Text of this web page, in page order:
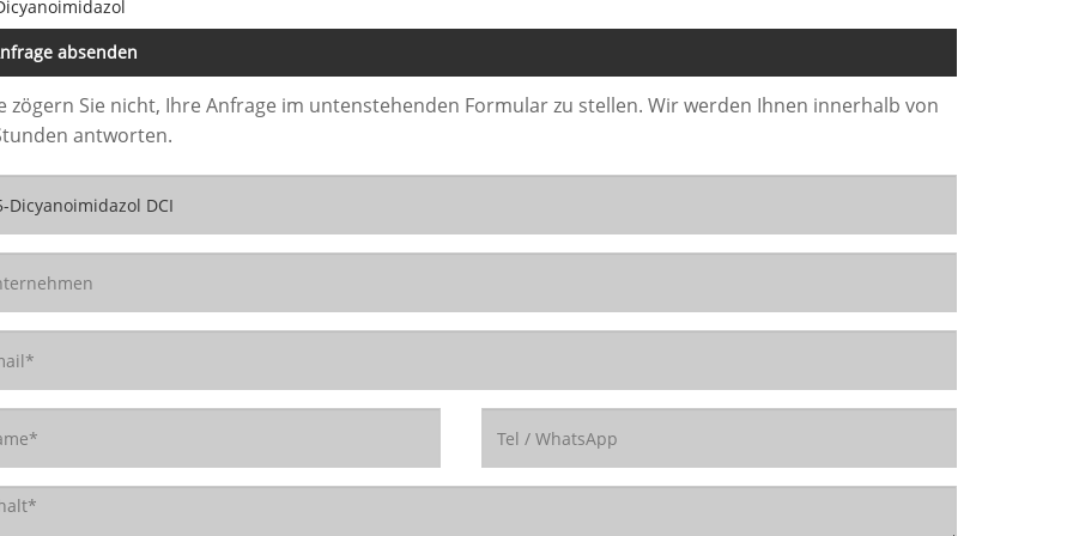
absenden
zögern Sie nicht, Ihre Anfrage im untenstehenden Formular zu stellen. Wir werden Ihnen innerhalb von
antworten.